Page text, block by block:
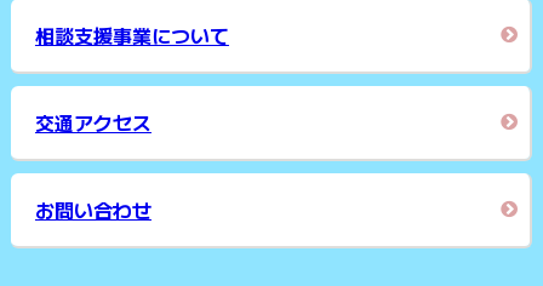
相談支援事業について
交通アクセス
お問い合わせ